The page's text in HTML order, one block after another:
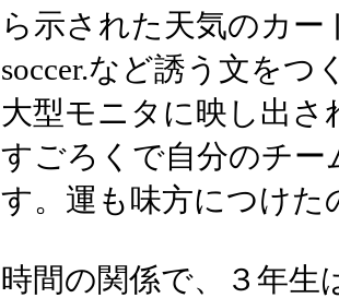
ら示された天気のカー
soccer.など誘う文を
大型モニタに映し出さ
すごろくで自分のチ
す。運も味方につけ
時間の関係で、３年生